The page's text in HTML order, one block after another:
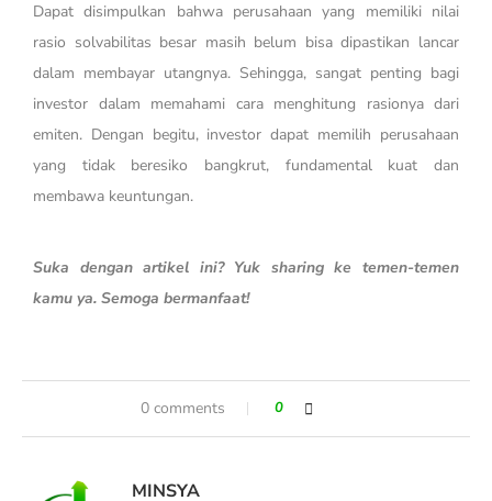
Dapat disimpulkan bahwa perusahaan yang memiliki nilai
rasio solvabilitas besar masih belum bisa dipastikan lancar
dalam membayar utangnya. Sehingga, sangat penting bagi
investor dalam memahami cara menghitung rasionya dari
emiten. Dengan begitu, investor dapat memilih perusahaan
yang tidak beresiko bangkrut, fundamental kuat dan
membawa keuntungan.
Suka dengan artikel ini? Yuk sharing ke temen-temen
kamu ya. Semoga bermanfaat!
0 comments 0
MINSYA